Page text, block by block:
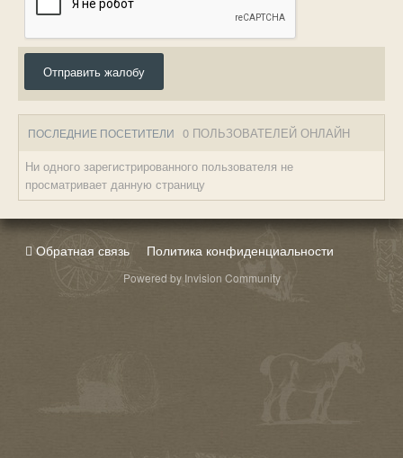
Отправить жалобу
ПОСЛЕДНИЕ ПОСЕТИТЕЛИ 0 ПОЛЬЗОВАТЕЛЕЙ ОНЛАЙН
Ни одного зарегистрированного пользователя не
просматривает данную страницу
Обратная связь Политика конфиденциальности
Powered by Invision Community